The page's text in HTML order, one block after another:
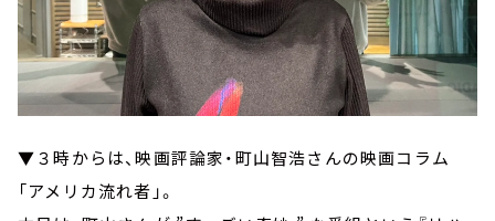
▼３時からは、映画評論家・町山智浩さんの映画コラム
「アメリカ流れ者」。